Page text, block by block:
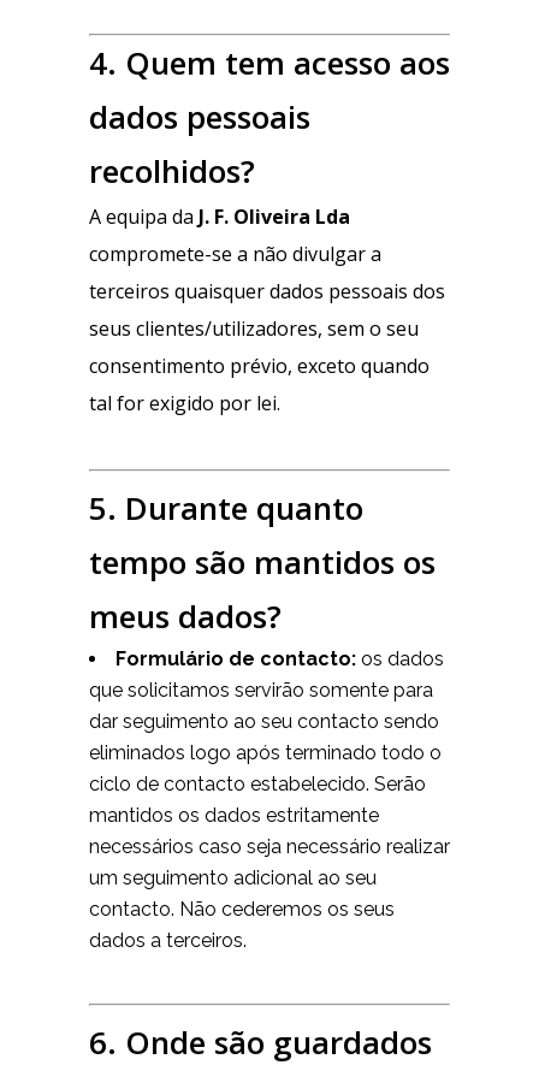
4. Quem tem acesso aos
dados pessoais
recolhidos?
A equipa da J. F. Oliveira Lda
compromete-se a não divulgar a
terceiros quaisquer dados pessoais dos
seus clientes/utilizadores, sem o seu
consentimento prévio, exceto quando
tal for exigido por lei.
5. Durante quanto
tempo são mantidos os
meus dados?
Formulário de contacto: os dados
que solicitamos servirão somente para
dar seguimento ao seu contacto sendo
eliminados logo após terminado todo o
ciclo de contacto estabelecido. Serão
mantidos os dados estritamente
necessários caso seja necessário realizar
um seguimento adicional ao seu
contacto. Não cederemos os seus
dados a terceiros.
6. Onde são guardados